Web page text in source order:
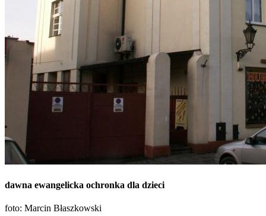
dawna ewangelicka ochronka dla dzieci
foto: Marcin Błaszkowski